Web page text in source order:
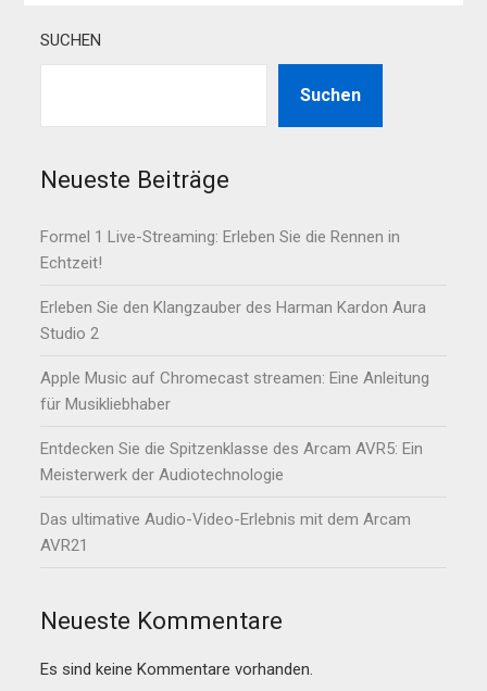
SUCHEN
Suchen
Neueste Beiträge
Formel 1 Live-Streaming: Erleben Sie die Rennen in
Echtzeit!
Erleben Sie den Klangzauber des Harman Kardon Aura
Studio 2
Apple Music auf Chromecast streamen: Eine Anleitung
für Musikliebhaber
Entdecken Sie die Spitzenklasse des Arcam AVR5: Ein
Meisterwerk der Audiotechnologie
Das ultimative Audio-Video-Erlebnis mit dem Arcam
AVR21
Neueste Kommentare
Es sind keine Kommentare vorhanden.